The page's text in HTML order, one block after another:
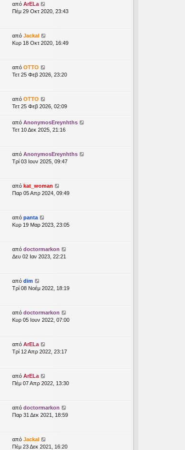
από ArELa
Πέμ 29 Οκτ 2020, 23:43
από Jackal
Κυρ 18 Οκτ 2020, 16:49
από OTTO
Τετ 25 Φεβ 2026, 23:20
από OTTO
Τετ 25 Φεβ 2026, 02:09
από AnonymosEreynhths
Τετ 10 Δεκ 2025, 21:16
από AnonymosEreynhths
Τρί 03 Ιουν 2025, 09:47
από kat_woman
Παρ 05 Απρ 2024, 09:49
από panta
Κυρ 19 Μαρ 2023, 23:05
από doctormarkon
Δευ 02 Ιαν 2023, 22:21
από dim
Τρί 08 Νοέμ 2022, 18:19
από doctormarkon
Κυρ 05 Ιουν 2022, 07:00
από ArELa
Τρί 12 Απρ 2022, 23:17
από ArELa
Πέμ 07 Απρ 2022, 13:30
από doctormarkon
Παρ 31 Δεκ 2021, 18:59
από Jackal
Πέμ 23 Δεκ 2021, 16:20